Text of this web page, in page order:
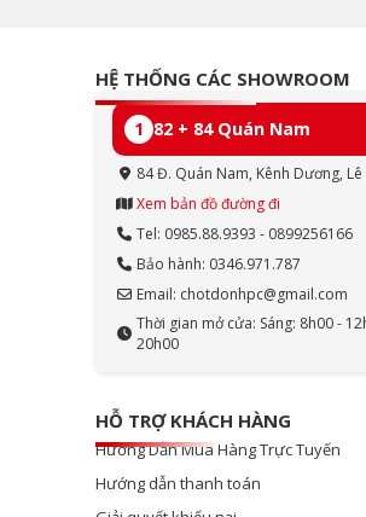
HỆ THỐNG CÁC SHOWROOM
1 82 + 84 Quán Nam
84 Đ. Quán Nam, Kênh Dương,
Xem bản đồ đường đi
Tel: 0985.88.9393 - 0899256166
Bảo hành: 0346.971.787
Email: chotdonhpc@gmail.com
Thời gian mở cửa: Sáng: 8h00 -
20h00
HỖ TRỢ KHÁCH HÀNG
Hướng Dẫn Mua Hàng Trực Tuyến
Hướng dẫn thanh toán